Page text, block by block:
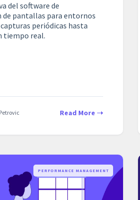
del software de
pantallas para entornos
periódicas hasta
tiempo real.
Read More
PERFORMANCE MANAGEMENT